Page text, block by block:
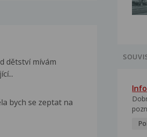
dětství mívám
bych se zeptat na